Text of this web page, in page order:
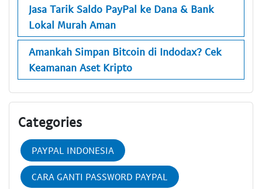
Jasa Tarik Saldo PayPal ke Dana & Bank
Lokal Murah Aman
Amankah Simpan Bitcoin di Indodax? Cek
Keamanan Aset Kripto
Categories
PAYPAL INDONESIA
CARA GANTI PASSWORD PAYPAL